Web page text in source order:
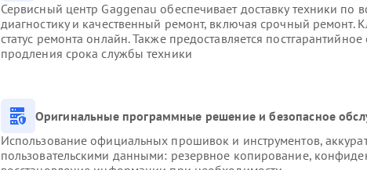
Сервисный центр Gaggenau обеспечивает доставку техники по
диагностику и качественный ремонт, включая срочный ремонт.
статус ремонта онлайн. Также предоставляется
продления срока службы техники
Оригинальные программные решение и безопасное
Использование официальных прошивок и инструментов,
пользовательскими данными: резервное копирование,